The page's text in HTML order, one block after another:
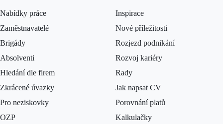
Nabídky práce
Zaměstnavatelé
Brigády
Absolventi
Hledání dle firem
Zkrácené úvazky
Pro neziskovky
OZP
Inspirace
Nové příležitosti
Rozjezd podnikání
Rozvoj kariéry
Rady
Jak napsat CV
Porovnání platů
Kalkulačky